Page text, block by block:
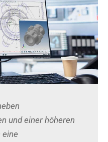
und einer höheren